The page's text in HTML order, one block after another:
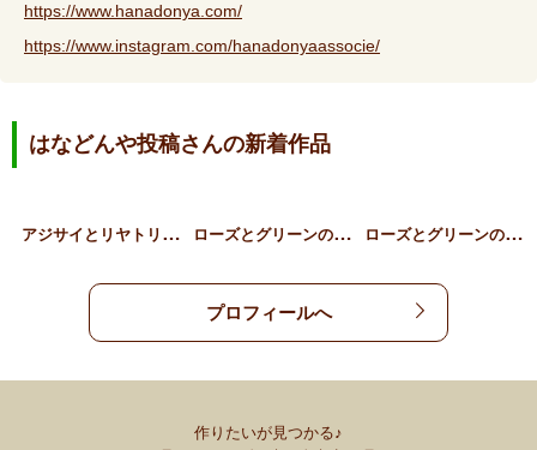
https://www.hanadonya.com/
https://www.instagram.com/hanadonyaassocie/
はなどんや投稿さんの新着作品
ア
ジサイとリヤトリス、草花… ロ
ーズとグリーンのギフトア… ロ
ーズとグリーンのスタンデ…
プロフィールへ
作りたいが見つかる♪